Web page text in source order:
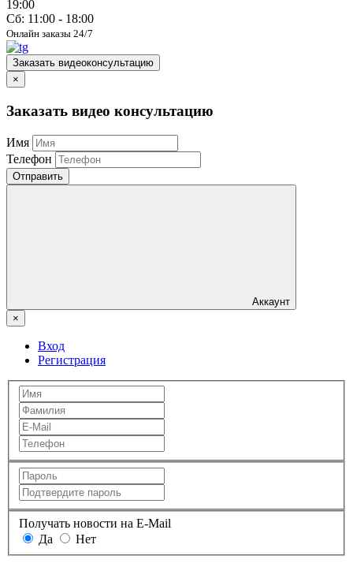
19:00
Сб: 11:00 - 18:00
Онлайн заказы 24/7
Заказать видеоконсультацию
×
Заказать видео консультацию
Имя
Телефон
Отправить
Аккаунт
×
Вход
Регистрация
Получать новости на E-Mail
Да
Нет